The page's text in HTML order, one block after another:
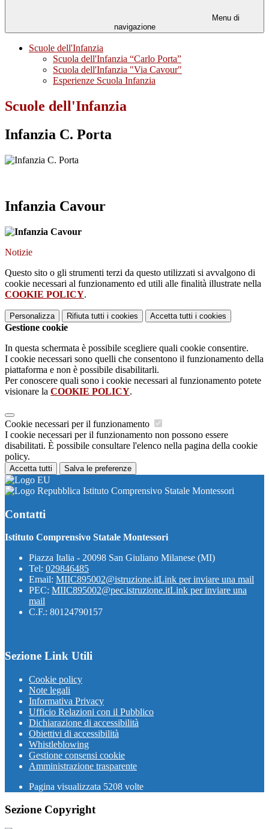
Menu di
navigazione
Scuole dell'Infanzia
Scuola dell'Infanzia “Carlo Porta”
Scuola dell'Infanzia "Via Cavour"
Esperienze Scuola Infanzia
Scuole dell'Infanzia
Infanzia C. Porta
Infanzia Cavour
Notizie
Questo sito o gli strumenti terzi da questo utilizzati si avvalgono di
cookie necessari al funzionamento ed utili alle finalità illustrate nella
COOKIE POLICY.
Personalizza Rifiuta tutti i cookies Accetta tutti i cookies
Gestione cookie
In questa schermata è possibile scegliere quali cookie consentire.
I cookie necessari sono quelli che consentono il funzionamento della
piattaforma e non è possibile disabilitarli.
Per conoscere quali sono i cookie necessari al funzionamento potete
visionare la COOKIE POLICY.
Cookie necessari per il funzionamento
I cookie necessari per il funzionamento non possono essere
disabilitati. È possibile consultare l'elenco nella pagina della cookie
policy.
Accetta tutti Salva le preferenze
Istituto Comprensivo Statale Montessori
Contatti
Istituto Comprensivo Statale Montessori
Piazza Italia - 20098 San Giuliano Milanese (MI)
Tel: 029846485
Email: MIIC895002@istruzione.itLink per inviare una mail
PEC: MIIC895002@pec.istruzione.itLink per inviare una
mail
C.F.: 80124790157
Sezione Link Utili
Cookie policy
Note legali
Informativa Privacy
Ufficio Relazioni con il Pubblico
Dichiarazione di accessibilità
Obiettivi di accessibilità
Whistleblowing
Gestione consensi cookie
Amministrazione trasparente
Pagina visualizzata 5208 volte
Sezione Copyright